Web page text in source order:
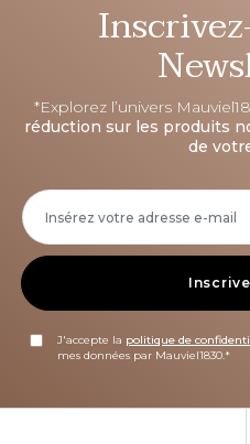
*Explorez l’univers
réduction sur les produits
de
J'accepte la politique de
mes données par Mauviel1830.*